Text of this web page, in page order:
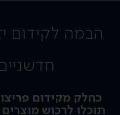
הבמה לקידום
כחלק מקידום
תוכלו לרכוש